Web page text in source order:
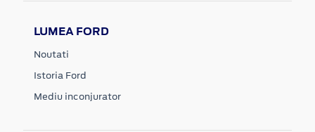
LUMEA FORD
Noutati
Istoria Ford
Mediu inconjurator